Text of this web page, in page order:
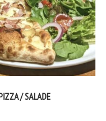
/ SALADE